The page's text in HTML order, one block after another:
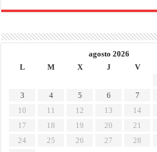
agosto 2026
L
M X J V
3
4 5 6 7
10
11 12 13 14
17
18 19 20 21
24
25 26 27 28